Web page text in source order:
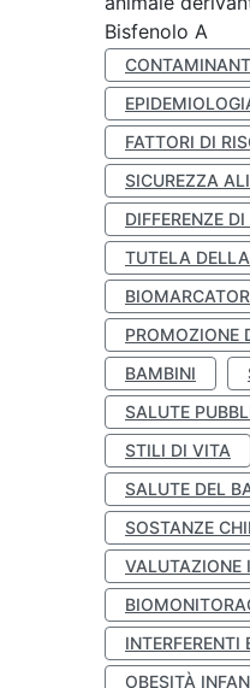
Bisfenolo A
FATTORI DI
SICUREZZA
DIFFERENZE DI
TUTELA
PROMOZIONE
BAMBINI
SALUTE
STILI DI VITA
SALUTE DEL
SOSTANZE
VALUTAZIONE
INTERFERENTI
OBESITÀ